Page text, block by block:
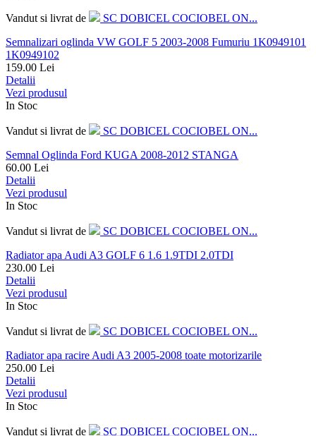
Vandut si livrat de
SC DOBICEL COCIOBEL ON...
Semnalizari oglinda VW GOLF 5 2003-2008 Fumuriu 1K0949101
1K0949102
159.00 Lei
Detalii
Vezi produsul
In Stoc
Vandut si livrat de
SC DOBICEL COCIOBEL ON...
Semnal Oglinda Ford KUGA 2008-2012 STANGA
60.00 Lei
Detalii
Vezi produsul
In Stoc
Vandut si livrat de
SC DOBICEL COCIOBEL ON...
Radiator apa Audi A3 GOLF 6 1.6 1.9TDI 2.0TDI
230.00 Lei
Detalii
Vezi produsul
In Stoc
Vandut si livrat de
SC DOBICEL COCIOBEL ON...
Radiator apa racire Audi A3 2005-2008 toate motorizarile
250.00 Lei
Detalii
Vezi produsul
In Stoc
Vandut si livrat de
SC DOBICEL COCIOBEL ON...